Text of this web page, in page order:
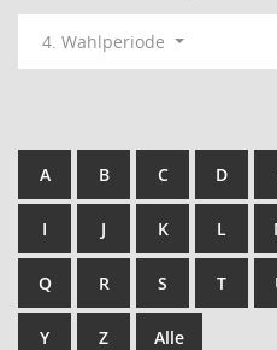
4. Wahlperiode
A B C D
I J K L
Q R S T
Y Z Alle